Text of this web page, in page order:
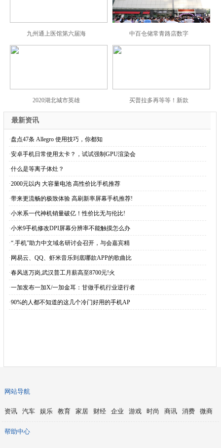
九州通上医馆第六届海 中百仓储常青路店数字
2020湖北城市英雄 买普拉多再等等！新款
最新资讯
·盘点47条 Allegro 使用技巧，你都知
·安卓手机日常使用太卡？，试试强制GPU渲染会
·什么是等离子体灶？
·2000元以内 大容量电池 高性价比手机推荐
·带来更流畅的极致体验 高刷新率屏幕手机推荐!
·小米系一代神机销量破亿！性价比无与伦比!
·小米9手机修改DPI屏幕分辨率不能触摸怎么办
·“.手机”助力中文域名研讨会召开，与会嘉宾精
· 网易云、QQ、虾米音乐到底哪款APP的歌曲比
·​春风送万岗,武汉普工月薪高至8700元!火
·一加发布一加X/一加金耳：甘做手机行业逆行者
·90%的人都不知道的这几个冷门好用的手机AP
网站导航
资讯 汽车 娱乐 教育 家居 财经 企业 游戏 时尚 商讯 消费 微商
帮助中心